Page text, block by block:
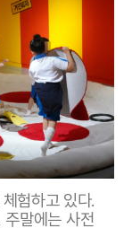
험하고 있다.
말에는 사전